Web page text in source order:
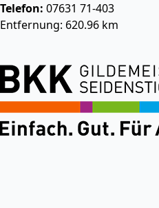
Telefon: 07631 71-403
Entfernung: 620.96 km